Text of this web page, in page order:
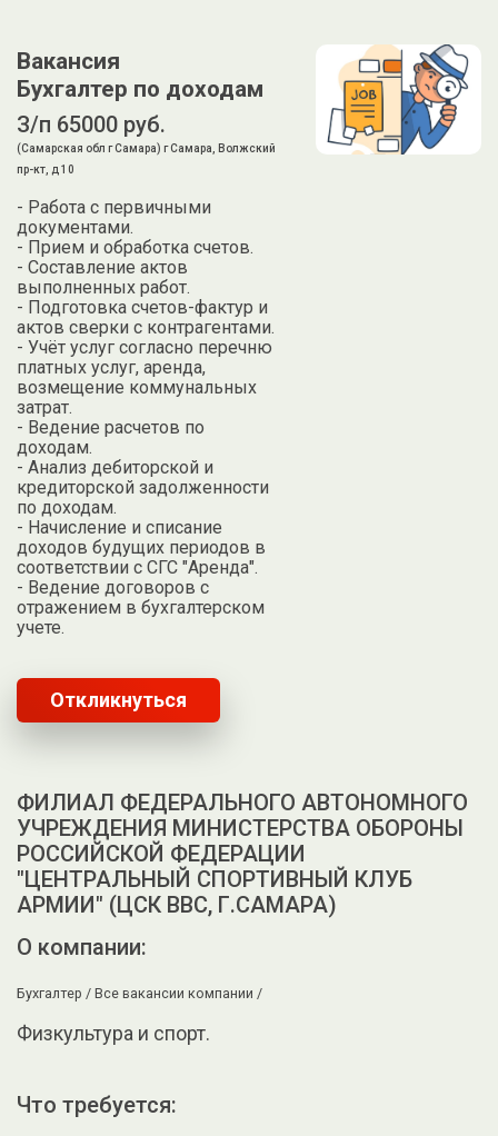
Вакансия
Бухгалтер по доходам
З/п 65000 руб.
(Самарская обл г Самара) г Самара, Волжский
пр-кт, д 10
- Работа с первичными
документами.
- Прием и обработка счетов.
- Составление актов
выполненных работ.
- Подготовка счетов-фактур и
актов сверки с контрагентами.
- Учёт услуг согласно перечню
платных услуг, аренда,
возмещение коммунальных
затрат.
- Ведение расчетов по
доходам.
- Анализ дебиторской и
кредиторской задолженности
по доходам.
- Начисление и списание
доходов будущих периодов в
соответствии с СГС "Аренда".
- Ведение договоров с
отражением в бухгалтерском
учете.
Откликнуться
ФИЛИАЛ ФЕДЕРАЛЬНОГО АВТОНОМНОГО
УЧРЕЖДЕНИЯ МИНИСТЕРСТВА ОБОРОНЫ
РОССИЙСКОЙ ФЕДЕРАЦИИ
"ЦЕНТРАЛЬНЫЙ СПОРТИВНЫЙ КЛУБ
АРМИИ" (ЦСК ВВС, Г.САМАРА)
О компании:
Бухгалтер / Все вакансии компании /
Физкультура и спорт.
Что требуется: